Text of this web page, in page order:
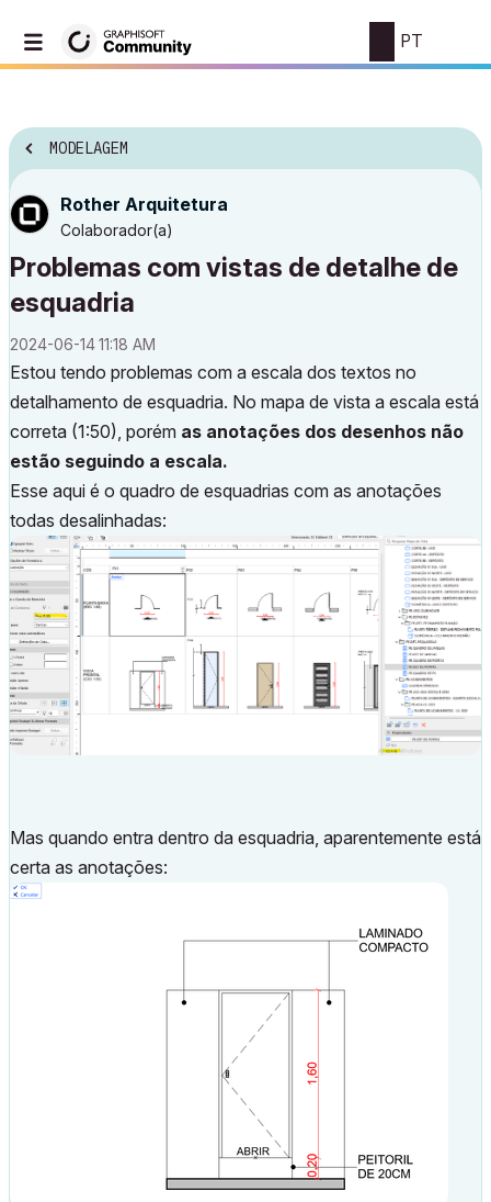
PT
MODELAGEM
Rother Arquitetura
Colaborador(a)
Problemas com vistas de detalhe de
esquadria
‎2024-06-1411:18 AM
Estou tendo problemas com a escala dos textos no
detalhamento de esquadria. No mapa de vista a escala está
correta (1:50), porém as anotações dos desenhos não
estão seguindo a escala.
Esse aqui é o quadro de esquadrias com as anotações
todas desalinhadas:
Mas quando entra dentro da esquadria, aparentemente está
certa as anotações: